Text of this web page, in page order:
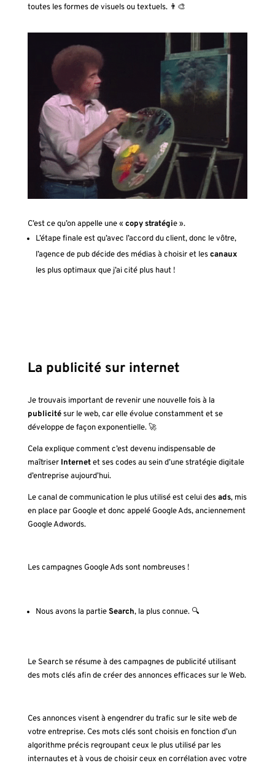
toutes les formes de visuels ou textuels. 👨‍🎨
C’est ce qu’on appelle une «copy stratégie ».
L’étape finale est qu’avec l’accord du client, donc le vôtre,
l’agence de pub décide des médias à choisir et lescanaux
les plus optimaux que j’ai cité plus haut !
La publicité sur internet
Je trouvais important de revenir une nouvelle fois à la
publicitésur le web, car elle évolue constamment et se
développe de façon exponentielle.🚀
Cela explique comment c’est devenu indispensable de
maîtriser Internetet ses codes au sein d’une stratégie digitale
d’entreprise aujourd’hui.
Le canal de communication le plus utilisé est celui desads, mis
en place par Google et donc appelé Google Ads, anciennement
Google Adwords.
Les campagnes Google Ads sont nombreuses !
Nous avons la partieSearch, la plus connue. 🔍
Le Search se résume à des campagnes de publicité utilisant
des mots clés afin de créer des annonces efficaces sur le Web.
Ces annonces visent à engendrer du trafic sur le site web de
votre entreprise. Ces mots clés sont choisis en fonction d’un
algorithme précis regroupant ceux le plus utilisé par les
internautes et à vous de choisir ceux en corrélation avec votre